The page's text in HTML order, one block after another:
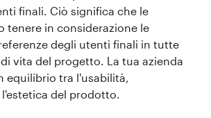
finali. Ciò significa che le
tenere in considerazione le
degli utenti finali in tutte
vita del progetto. La tua azienda
equilibrio tra l'usabilità,
del prodotto.